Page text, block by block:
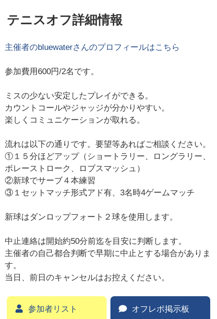
テニスオフ詳細情報
主催者のbluewaterさんのプロフィールはこちら
参加費用600円/2名です。
ミスの少ない安定したプレイができる。
カウントコールやジャッジが分かりやすい。
楽しくコミュニケーションが取れる。
流れは以下の通りです。要望等あればご相談ください。
①１５分ほどアップ（ショートラリー、ロングラリー、
ボレーストローク、ロブスマッシュ）
②新球でサーブ４本練習
③１セットマッチ形式アド有、3名時4ゲームマッチ
新球はダンロップフォート２球を使用します。
中止連絡は開始約50分前迄を目安に判断します。
主催者の自己都合判断で早期に中止とする場合がありま
す。
当日、前日のキャンセルはお控えください。
参加者リスト オフレポ掲示板